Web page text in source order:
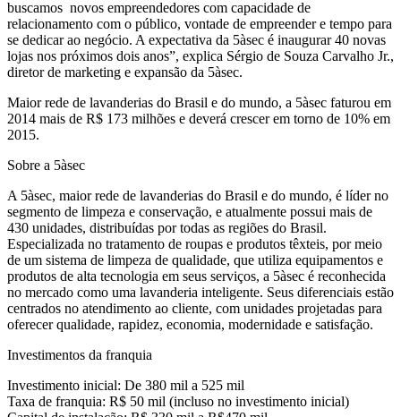
buscamos novos empreendedores com capacidade de
relacionamento com o público, vontade de empreender e tempo para
se dedicar ao negócio. A expectativa da 5àsec é inaugurar 40 novas
lojas nos próximos dois anos”, explica Sérgio de Souza Carvalho Jr.,
diretor de marketing e expansão da 5àsec.
Maior rede de lavanderias do Brasil e do mundo, a 5àsec faturou em
2014 mais de R$ 173 milhões e deverá crescer em torno de 10% em
2015.
Sobre a 5àsec
A 5àsec, maior rede de lavanderias do Brasil e do mundo, é líder no
segmento de limpeza e conservação, e atualmente possui mais de
430 unidades, distribuídas por todas as regiões do Brasil.
Especializada no tratamento de roupas e produtos têxteis, por meio
de um sistema de limpeza de qualidade, que utiliza equipamentos e
produtos de alta tecnologia em seus serviços, a 5àsec é reconhecida
no mercado como uma lavanderia inteligente. Seus diferenciais estão
centrados no atendimento ao cliente, com unidades projetadas para
oferecer qualidade, rapidez, economia, modernidade e satisfação.
Investimentos da franquia
Investimento inicial: De 380 mil a 525 mil
Taxa de franquia: R$ 50 mil (incluso no investimento inicial)